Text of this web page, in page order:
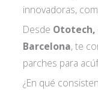
innovadoras,
Desde Ototech,
Barcelona, te
parches para
¿En qué